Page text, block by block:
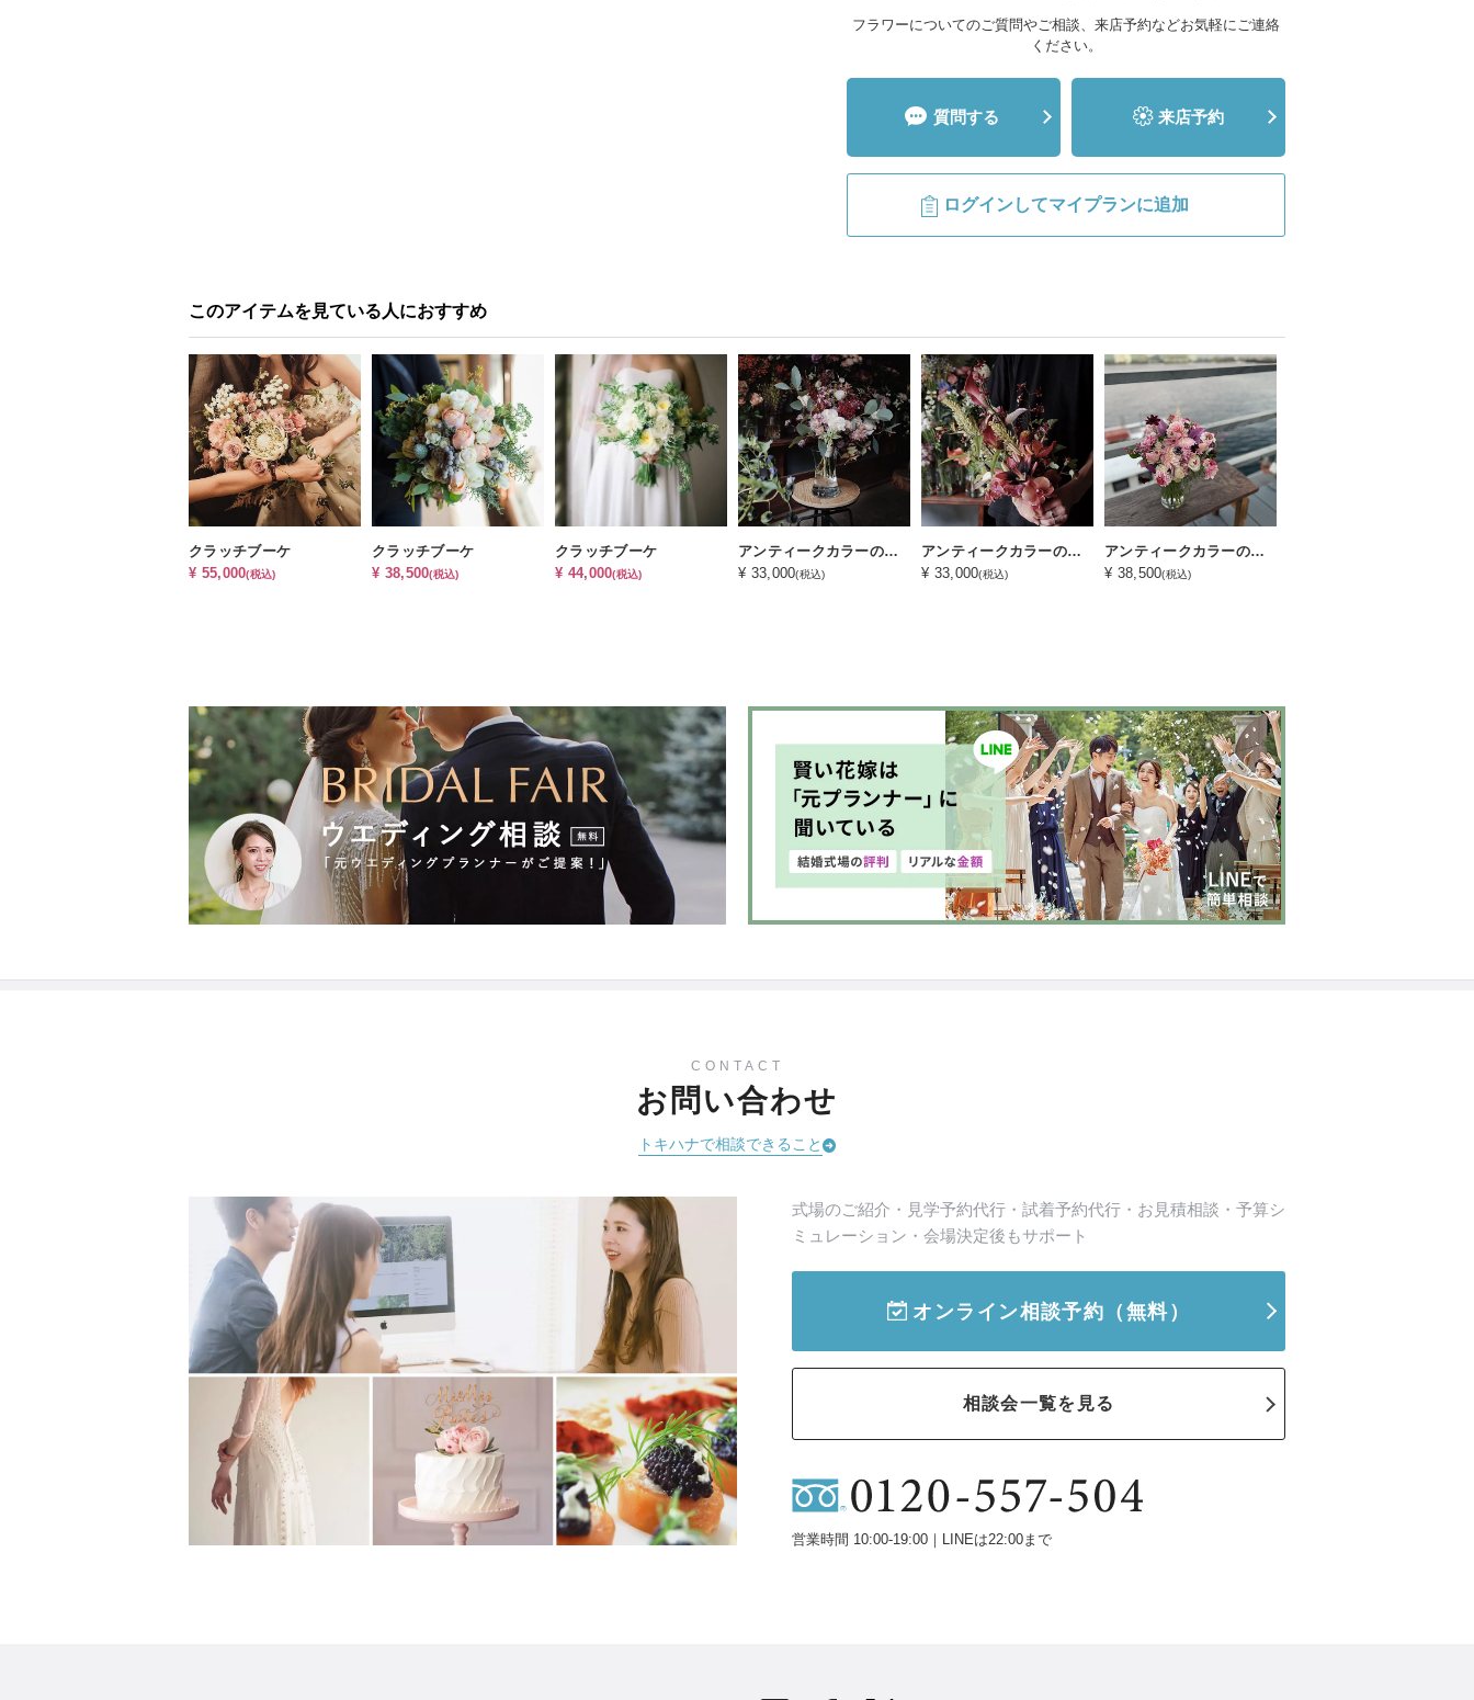
フラワーについてのご質問やご相談、来店予約などお気軽にご連絡
ください。
質問する 来店予約
ログインしてマイプランに追加
このアイテムを見ている人におすすめ
クラッチブーケ
¥ 55,000(税込)
クラッチブーケ
¥ 38,500(税込)
クラッチブーケ
¥ 44,000(税込)
アンティークカラーのエアリーブーケ
¥ 33,000(税込)
アンティークカラーのクラッチブーケ
¥ 33,000(税込)
アンティークカラーのラウンドブーケ
¥ 38,500(税込)
CONTACT
お問い合わせ
トキハナで相談できること
式場のご紹介・見学予約代行・試着予約代行・お見積相談・予算シ
ミュレーション・会場決定後もサポート
オンライン相談予約 （無料）
相談会一覧を見る
営業時間 10:00-19:00｜LINEは22:00まで